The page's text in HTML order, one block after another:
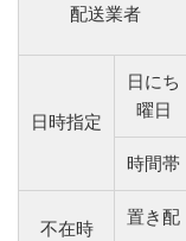
配送業者
日時指定
日にち
曜日
時間帯
不在時
置き配